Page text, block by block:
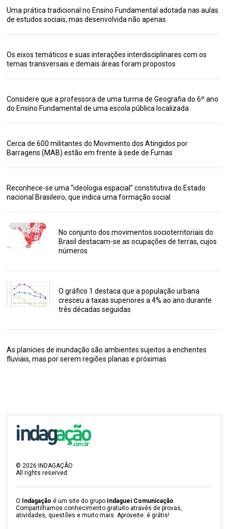
Uma prática tradicional no Ensino Fundamental adotada nas aulas
de estudos sociais, mas desenvolvida não apenas
Os eixos temáticos e suas interações interdisciplinares com os
temas transversais e demais áreas foram propostos
Considere que a professora de uma turma de Geografia do 6º ano
do Ensino Fundamental de uma escola pública localizada
Cerca de 600 militantes do Movimento dos Atingidos por
Barragens (MAB) estão em frente à sede de Furnas
Reconhece-se uma “ideologia espacial” constitutiva do Estado
nacional Brasileiro, que indica uma formação social
No conjunto dos movimentos socioterritoriais do
Brasil destacam-se as ocupações de terras, cujos
números
O gráfico 1 destaca que a população urbana
cresceu a taxas superiores a 4% ao ano durante
três décadas seguidas
As planícies de inundação são ambientes sujeitos a enchentes
fluviais, mas por serem regiões planas e próximas
©2026 INDAGAÇÃO
All rights reserved.
O Indagação é um site do grupo Indaguei Comunicação.
Compartilhamos conhecimento gratuito através de provas,
atividades, questões e muito mais. Aproveite: é grátis!